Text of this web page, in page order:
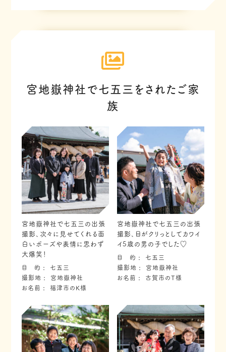
宮地嶽神社で七五三をされたご家
族
宮地嶽神社で七五三の出張
撮影、次々に見せてくれる面
白いポーズや表情に思わず
大爆笑！
目 的
七五三
撮影地
宮地嶽神社
お名前
福津市のK様
宮地嶽神社で七五三の出張
撮影、目がクリっとしてカワイ
イ5歳の男の子でした♡
目 的
七五三
撮影地
宮地嶽神社
お名前
古賀市のT様